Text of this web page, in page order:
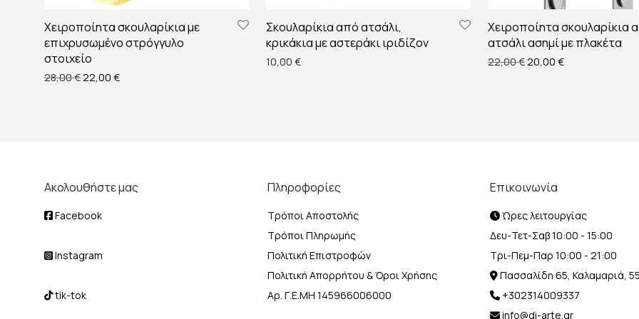
Χειροποίητα σκουλαρίκια με
επιχρυσωμένο στρόγγυλο
στοιχείο
28,00€ Original price was: 28,00 €.
22,00 €Η τρέχουσα τιμή είναι: 22,00 €.
Σκουλαρίκια από ατσάλι,
κρικάκια με αστεράκι ιριδίζον
10,00 €
Χειροποίητα σκουλαρίκια
ατσάλι ασημί με πλακέτα
22,00€ Original price was:
20,00 €Η τρέχουσα
Ακολουθήστε μας
Facebook
Instagram
tik-tok
Πληροφορίες
Τρόποι Αποστολής
Τρόποι Πληρωμής
Πολιτική Επιστροφών
Πολιτική Απορρήτου & Όροι Χρήσης
Αρ. Γ.Ε.ΜΗ 145966006000
Επικοινωνία
Ώρες λειτουργίας
Δευ-Τετ-Σαβ 10:00 - 15:00
Τρι-Πεμ-Παρ 10:00 - 21:00
Πασσαλίδη 65, Καλαμαριά,
+302314009337
info@di-arte.gr